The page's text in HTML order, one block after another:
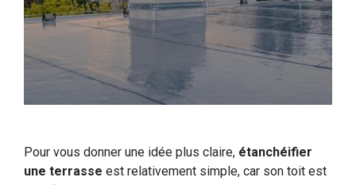
Pour vous donner une idée plus claire, étanchéifier
une terrasse est relativement simple, car son toit est